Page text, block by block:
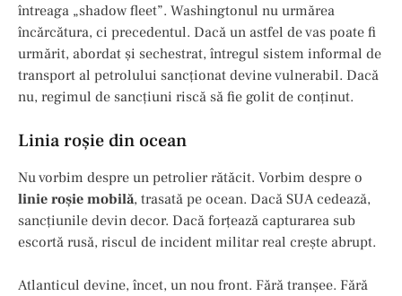
întreaga „shadow fleet”. Washingtonul nu urmărea
încărcătura, ci precedentul. Dacă un astfel de vas poate fi
urmărit, abordat și sechestrat, întregul sistem informal de
transport al petrolului sancționat devine vulnerabil. Dacă
nu, regimul de sancțiuni riscă să fie golit de conținut.
Linia roşie din ocean
Nu vorbim despre un petrolier rătăcit. Vorbim despre o
linie roșie mobilă, trasată pe ocean. Dacă SUA cedează,
sancțiunile devin decor. Dacă forțează capturarea sub
escortă rusă, riscul de incident militar real crește abrupt.
Atlanticul devine, încet, un nou front. Fără tranșee. Fără